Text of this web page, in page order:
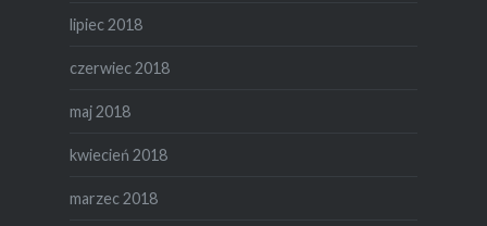
lipiec 2018
czerwiec 2018
maj 2018
kwiecień 2018
marzec 2018